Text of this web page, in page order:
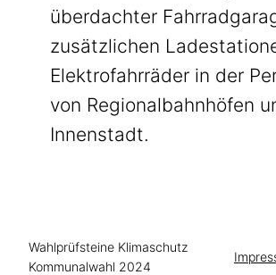
überdachter
zusätzlichen
Elektrofahrräder in der
von Regionalbahnhöfen
Innenstadt.
Wahlprüfsteine Klimaschutz
Kommunalwahl 2024